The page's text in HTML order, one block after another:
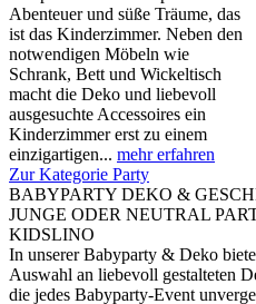
Abenteuer und süße Träume, das
ist das Kinderzimmer. Neben den
notwendigen Möbeln wie
Schrank, Bett und Wickeltisch
macht die Deko und liebevoll
ausgesuchte Accessoires ein
Kinderzimmer erst zu einem
einzigartigen... mehr erfahren
Zur Kategorie Party
BABYPARTY DEKO &
JUNGE ODER NEUTRAL
KIDSLINO
In unserer Babyparty & Deko
Auswahl an liebevoll gestalteten
die jedes Babyparty-Event